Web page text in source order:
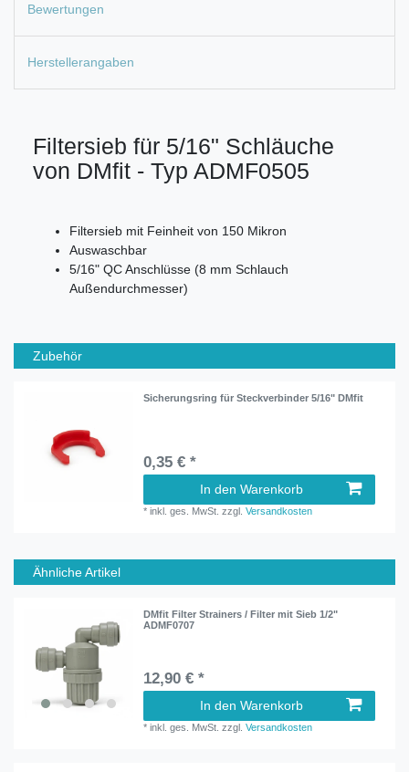
Bewertungen
Herstellerangaben
Filtersieb für 5/16" Schläuche
von DMfit - Typ ADMF0505
Filtersieb mit Feinheit von 150 Mikron
Auswaschbar
5/16" QC Anschlüsse (8 mm Schlauch
Außendurchmesser)
Zubehör
Sicherungsring für Steckverbinder 5/16" DMfit
0,35 € *
In den Warenkorb
*inkl. ges. MwSt. zzgl.Versandkosten
Ähnliche Artikel
DMfit Filter Strainers / Filter mit Sieb 1/2"
ADMF0707
12,90 € *
In den Warenkorb
*inkl. ges. MwSt. zzgl.Versandkosten